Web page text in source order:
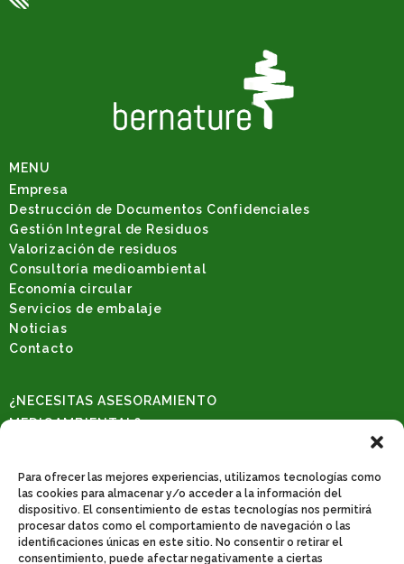
Para ofrecer las mejores experiencias, utilizamos tecnologías como
las cookies para almacenar y/o acceder a la información del
dispositivo. El consentimiento de estas tecnologías nos permitirá
procesar datos como el comportamiento de navegación o las
identificaciones únicas en este sitio. No consentir o retirar el
consentimiento, puede afectar negativamente a ciertas
MENU
Empresa
Destrucción de Documentos Confidenciales
Gestión Integral de Residuos
Valorización de residuos
Consultoría medioambiental
Economía circular
Servicios de embalaje
Noticias
Contacto
¿NECESITAS ASESORAMIENTO
MEDIOAMBIENTAL?
REDES SOCIALES
CONTACTO